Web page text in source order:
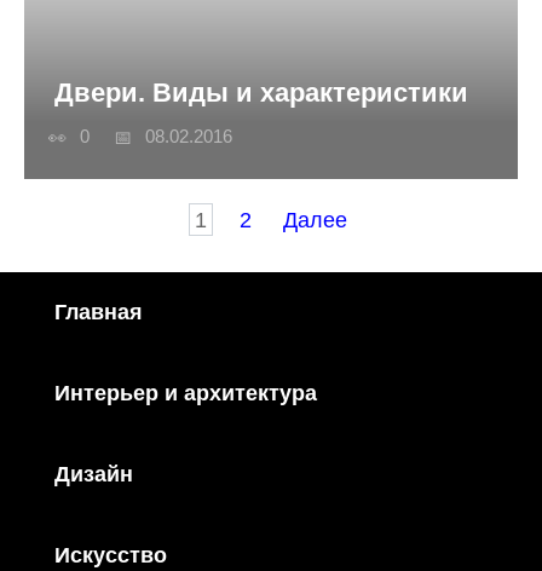
Двери. Виды и характеристики
0 08.02.2016
1 2 Далее
Главная
Интерьер и архитектура
Дизайн
Искусство